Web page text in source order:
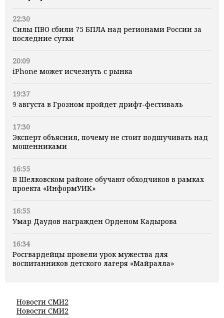
22:30
Силы ПВО сбили 75 БПЛА над регионами России за
последние сутки
20:09
iPhone может исчезнуть с рынка
19:37
9 августа в Грозном пройдет дрифт-фестиваль
17:30
Эксперт объяснил, почему не стоит подшучивать над
мошенниками
16:55
В Шелковском районе обучают обходчиков в рамках
проекта «ИнформУИК»
16:55
Умар Даудов награжден Орденом Кадырова
16:34
Росгвардейцы провели урок мужества для
воспитанников детского лагеря «Майралла»
Новости СМИ2
Новости СМИ2